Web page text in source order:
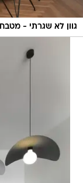
גוון לא שגרתי -